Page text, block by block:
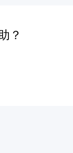
？